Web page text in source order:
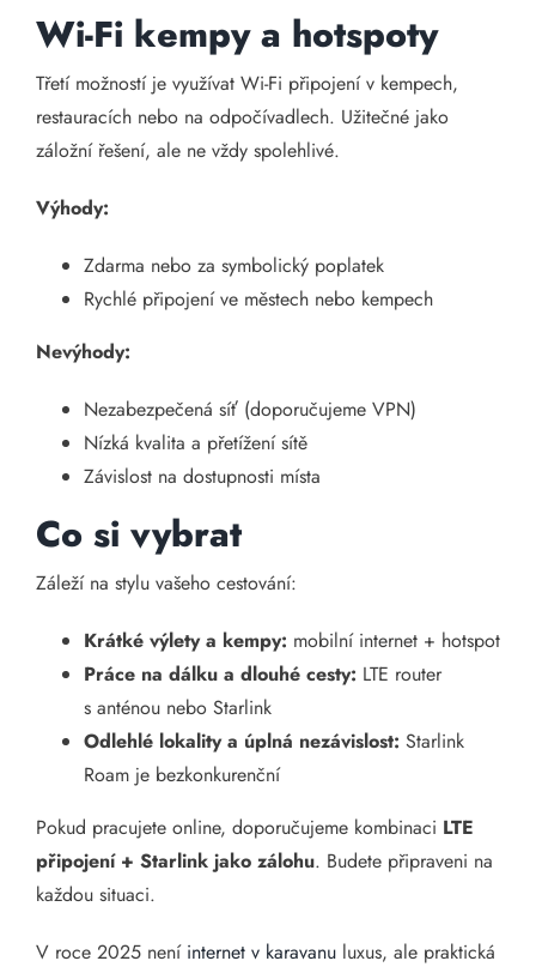
Wi-Fi kempy a hotspoty
Třetí možností je využívat Wi-Fi připojení v kempech,
restauracích nebo na odpočívadlech. Užitečné jako
záložní řešení, ale ne vždy spolehlivé.
Výhody:
Zdarma nebo za symbolický poplatek
Rychlé připojení ve městech nebo kempech
Nevýhody:
Nezabezpečená síť (doporučujeme VPN)
Nízká kvalita a přetížení sítě
Závislost na dostupnosti místa
Co si vybrat
Záleží na stylu vašeho cestování:
Krátké výlety a kempy: mobilní internet + hotspot
Práce na dálku a dlouhé cesty: LTE router
s anténou nebo Starlink
Odlehlé lokality a úplná nezávislost: Starlink
Roam je bezkonkurenční
Pokud pracujete online, doporučujeme kombinaci LTE
připojení + Starlink jako zálohu. Budete připraveni na
každou situaci.
V roce 2025 neníinternet v karavanu luxus, ale praktická